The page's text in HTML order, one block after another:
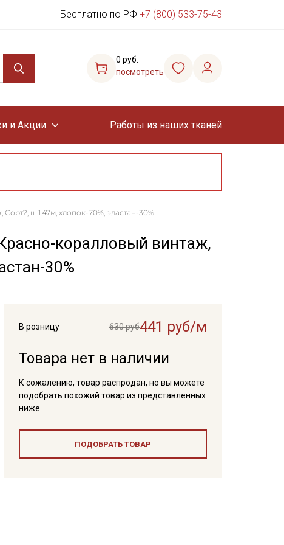
Бесплатно по РФ +7 (800) 533-75-43
0 руб.
посмотреть
и Акции Работы из наших тканей
ш.1.47м, хлопок-70%, эластан-30%
коралловый винтаж,
30%
В розницу 630 руб441 руб/м
Товара нет в наличии
К сожалению, товар распродан, но вы можете
подобрать похожий товар из представленных
ниже
ПОДОБРАТЬ ТОВАР